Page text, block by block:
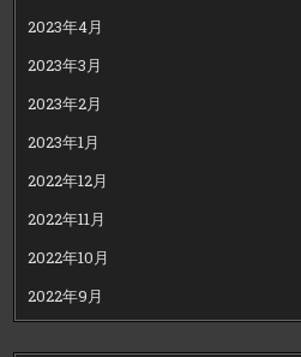
2023年4月
2023年3月
2023年2月
2023年1月
2022年12月
2022年11月
2022年10月
2022年9月